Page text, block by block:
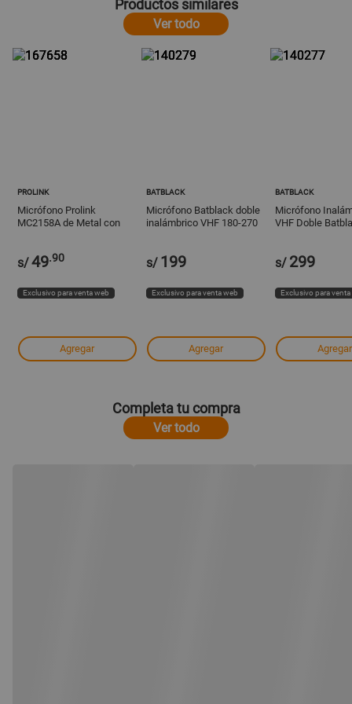
Productos similares
Ver todo
PROLINK
Micrófono Prolink
MC2158A de Metal con
s/49.90
Exclusivo para venta web
Agregar
BATBLACK
Micrófono Batblack doble
inalámbrico VHF 180-270
s/ 199
Exclusivo para venta web
Agregar
BATBLACK
Micrófono
VHF Doble
s/ 299
Exclusivo para
Agregar
Completa tu compra
Ver todo